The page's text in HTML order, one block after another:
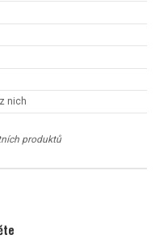
nich
produktů